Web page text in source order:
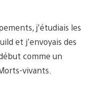
j’étudiais les
et j’envoyais des
comme un
vivants.